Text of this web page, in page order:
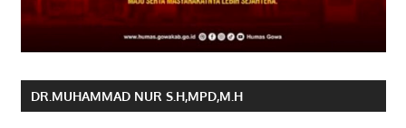
DR.MUHAMMAD NUR S.H,MPD,M.H